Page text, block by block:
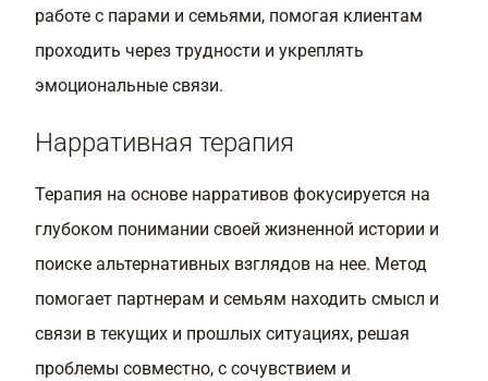
работе с парами и семьями, помогая клиентам
проходить через трудности и укреплять
эмоциональные связи.
Нарративная терапия
Терапия на основе нарративов фокусируется на
глубоком понимании своей жизненной истории и
поиске альтернативных взглядов на нее. Метод
помогает партнерам и семьям находить смысл и
связи в текущих и прошлых ситуациях, решая
проблемы совместно, с сочувствием и